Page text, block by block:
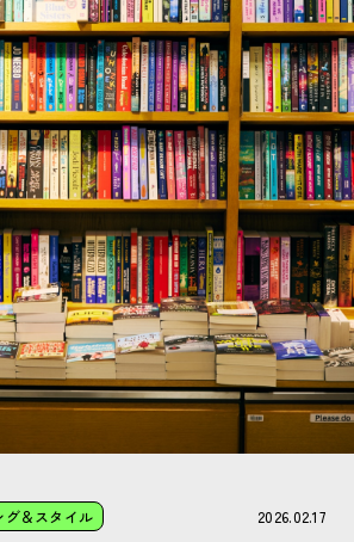
グ＆スタイル 2026.02.17